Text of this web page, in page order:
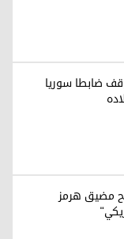
ضابطا سوريا
مضيق هرمز